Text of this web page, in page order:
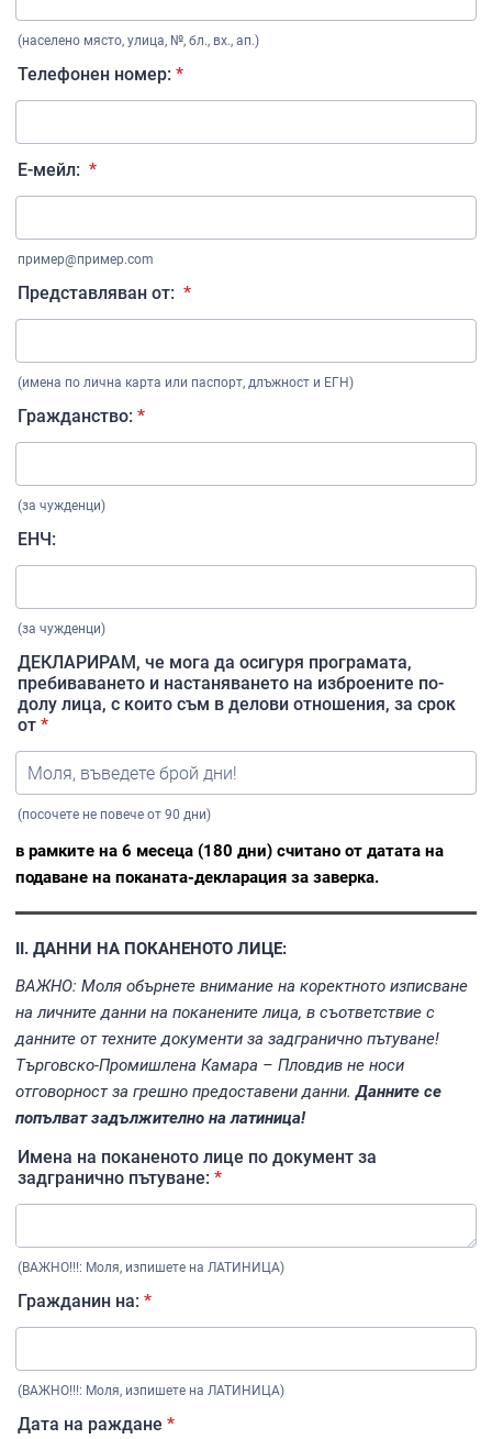
(населено място, улица, №, бл., вх., ап.)
Телефонен номер: *
Е-мейл: *
пример@пример.com
Представляван от: *
(имена по лична карта или паспорт, длъжност и ЕГН)
Гражданство: *
(за чужденци)
ЕНЧ:
(за чужденци)
ДЕКЛАРИРАМ, че мога да осигуря програмата,
пребиваването и настаняването на изброените по-
долу лица, с които съм в делови отношения, за срок
от *
(посочете не повече от 90 дни)
в рамките на 6 месеца (180 дни) считано от датата на
подаване на поканата-декларация за заверка.
ІІ. ДАННИ НА ПОКАНЕНОТО ЛИЦЕ:
ВАЖНО: Моля обърнете внимание на коректното изписване
на личните данни на поканените лица, в съответствие с
данните от техните документи за задгранично пътуване!
Търговско-Промишлена Камара – Пловдив не носи
отговорност за грешно предоставени данни.Данните се
попълват задължително на латиница!
Имена на поканеното лице по документ за
задгранично пътуване: *
(ВАЖНО!!!: Моля, изпишете на ЛАТИНИЦА)
Гражданин на: *
(ВАЖНО!!!: Моля, изпишете на ЛАТИНИЦА)
Дата на раждане *